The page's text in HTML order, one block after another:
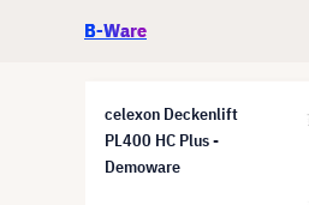
B-Ware
celexon Deckenlift
PL400 HC Plus -
Demoware